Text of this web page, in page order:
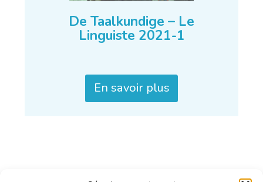
De Taalkundige – Le
Linguiste 2021-1
En savoir plus